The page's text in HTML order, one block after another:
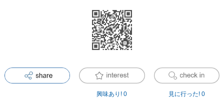
興味あり! 0 見に行った! 0